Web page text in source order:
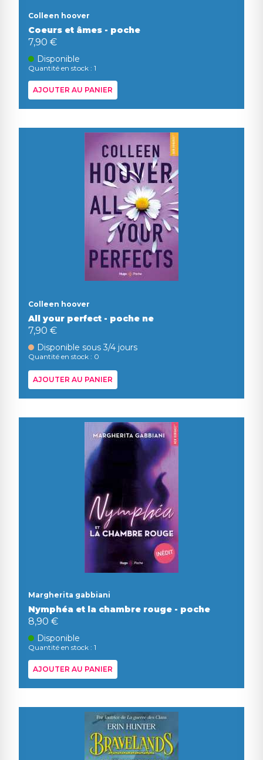
Colleen hoover
Coeurs et âmes - poche
7,90 €
Disponible
Quantité en stock : 1
AJOUTER AU PANIER
Colleen hoover
All your perfect - poche ne
7,90 €
Disponible sous 3/4 jours
Quantité en stock : 0
AJOUTER AU PANIER
Margherita gabbiani
Nymphéa et la chambre rouge - poche
8,90 €
Disponible
Quantité en stock : 1
AJOUTER AU PANIER